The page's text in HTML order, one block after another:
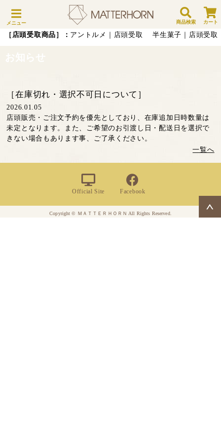
メニュー 商品検索 カート
［店頭受取商品］： アントルメ｜店頭受取 半生菓子｜店頭受取
［在庫切れ・選択不可日について］
2026.01.05
店頭販売・ご注文予約を優先としており、在庫追加日時数量は
未定となります。また、ご希望のお引渡し日・配送日を選択で
きない場合もあります事、ご了承ください。
一覧へ
Official Site Facebook
Copyright © ＭＡＴＴＥＲＨＯＲＮ All Rights Reserved.